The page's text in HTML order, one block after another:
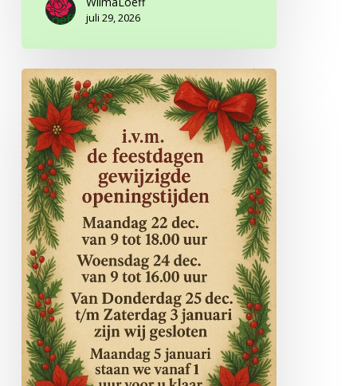
juli 29, 2026
Aangepaste
openingstijden
rondom
de
feestdagen